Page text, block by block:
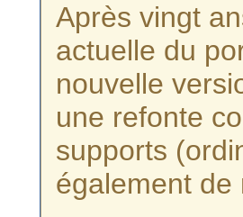
Après vingt
actuelle du
nouvelle
une refonte
supports
également de